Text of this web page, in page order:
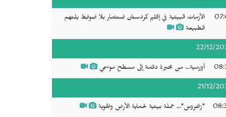
الأزمات البيئية في إقليم كردستان استثمار بلا ضوابط يلتهم
الطبيعة
22/12/
أورمية... من بحيرة دائمة إلى مسطح موسمي
21/12/
"زاغروس"... حملة بيئية لحماية الأرض والهوية